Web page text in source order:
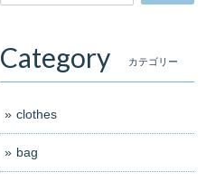
Category カテゴリー
clothes
bag